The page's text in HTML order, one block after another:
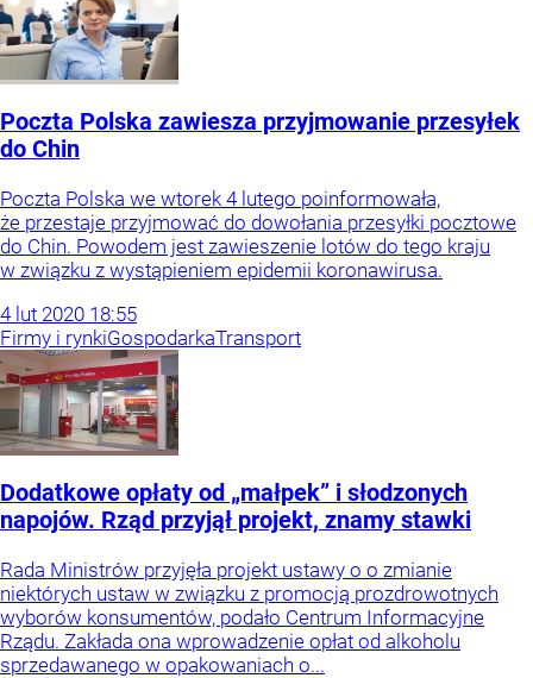
Poczta Polska zawiesza przyjmowanie przesyłek
do Chin
Poczta Polska we wtorek 4 lutego poinformowała,
że przestaje przyjmować do dowołania przesyłki pocztowe
do Chin. Powodem jest zawieszenie lotów do tego kraju
w związku z wystąpieniem epidemii koronawirusa.
4 lut 2020 18:55
Firmy i rynkiGospodarkaTransport
Dodatkowe opłaty od „małpek” i słodzonych
napojów. Rząd przyjął projekt, znamy stawki
Rada Ministrów przyjęła projekt ustawy o o zmianie
niektórych ustaw w związku z promocją prozdrowotnych
wyborów konsumentów, podało Centrum Informacyjne
Rządu. Zakłada ona wprowadzenie opłat od alkoholu
sprzedawanego w opakowaniach o...